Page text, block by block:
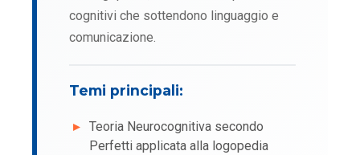
cognitivi che sottendono linguaggio e
comunicazione.
Temi principali:
Teoria Neurocognitiva secondo
Perfetti applicata alla logopedia